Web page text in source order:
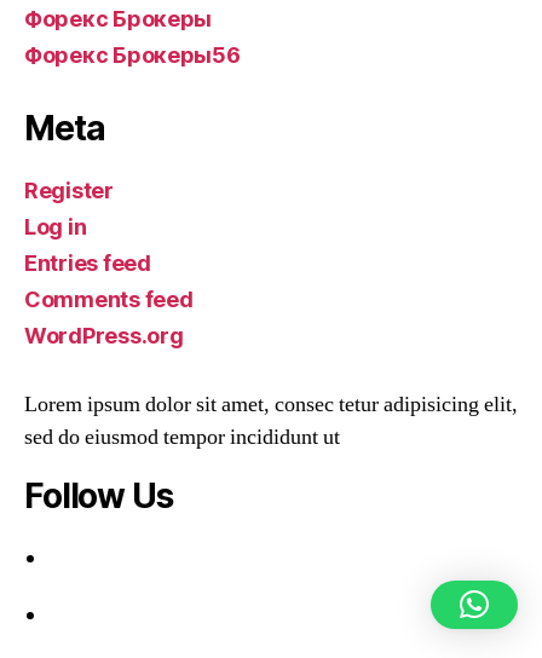
Форекс Брокеры
Форекс Брокеры56
Meta
Register
Log in
Entries feed
Comments feed
WordPress.org
Lorem ipsum dolor sit amet, consec tetur adipisicing elit,
sed do eiusmod tempor incididunt ut
Follow Us